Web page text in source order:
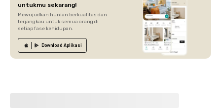
untukmu sekarang!
Mewujudkan hunian berkualitas dan
terjangkau untuk semua orang di
setiap fase kehidupan.
Download Aplikasi